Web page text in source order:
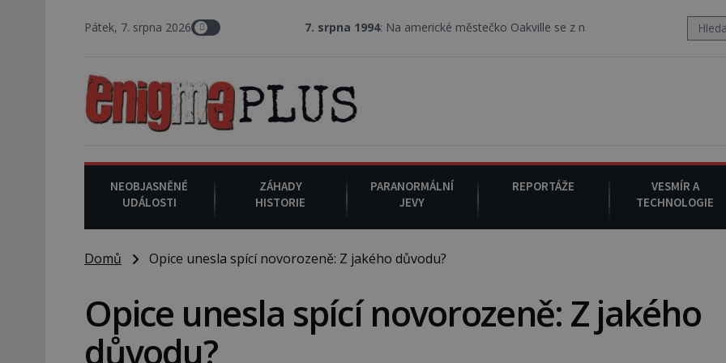
Pátek, 7. srpna 2026 7. srpna 1994: Na americké městečko Oakville se z nebe snáší podivná rosolovitá látka
NEOBJASNĚNÉ
UDÁLOSTI
ZÁHADY
HISTORIE
PARANORMÁLNÍ
JEVY
REPORTÁŽE
VESMÍR A
TECHNOLOGIE
Domů Opice unesla spící novorozeně: Z jakého důvodu?
Opice unesla spící novorozeně: Z jakého
důvodu?